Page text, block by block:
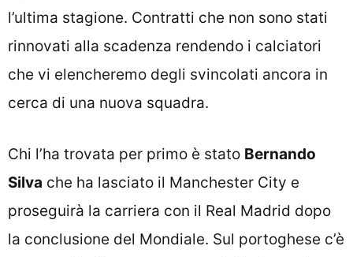
l’ultima stagione. Contratti che non sono stati
rinnovati alla scadenza rendendo i calciatori
che vi elencheremo degli svincolati ancora in
cerca di una nuova squadra.
Chi l’ha trovata per primo è stato Bernando
Silva che ha lasciato il Manchester City e
proseguirà la carriera con il Real Madrid dopo
la conclusione del Mondiale. Sul portoghese c’è